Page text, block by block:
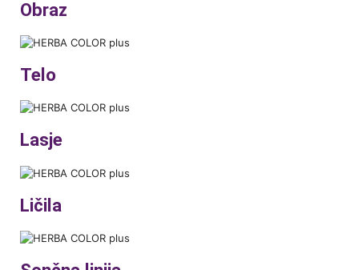
Obraz
Telo
Lasje
Ličila